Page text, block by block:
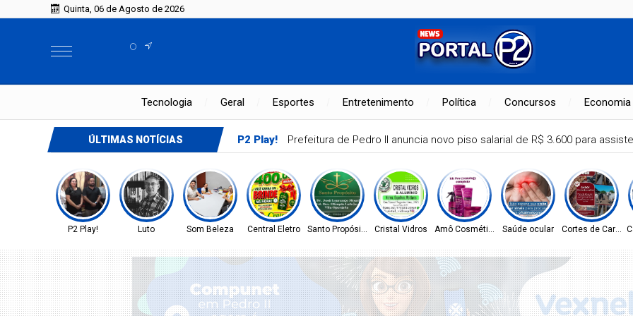
Quinta, 06 de Agosto de 2026
°
Tecnologia Geral Esportes Entretenimento Política Concursos Economia
ÚLTIMAS NOTÍCIAS P2 Play! Prefeitura de Pedro II anuncia novo piso salarial de R$ 3.600 para
P2 Play! Luto Som Beleza Central Eletro Santo Propósito Cristal Vidros Amô CosméticosSaúde ocular Cortes de Carne